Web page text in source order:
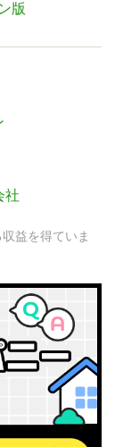
版
社
益を得ていま